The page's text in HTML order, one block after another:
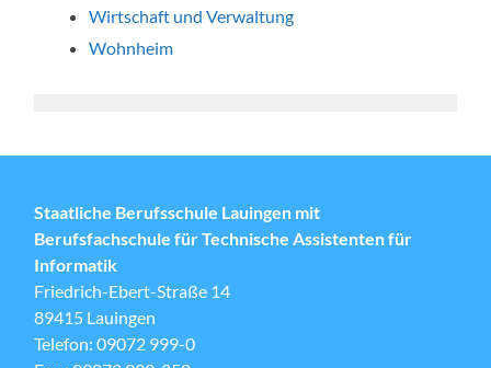
Wirtschaft und Verwaltung
Wohnheim
Staatliche Berufsschule Lauingen mit
Berufsfachschule für Technische Assistenten für
Informatik
Friedrich-Ebert-Straße 14
89415 Lauingen
Telefon: 09072 999-0